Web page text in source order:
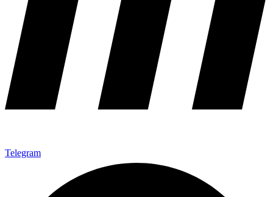
Telegram